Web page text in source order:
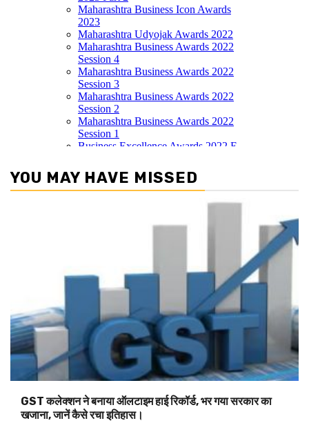
YOU MAY HAVE MISSED
GST कलेक्शन ने बनाया ऑलटाइम हाई रिकॉर्ड, भर गया सरकार का
खजाना, जानें कैसे रचा इतिहास।